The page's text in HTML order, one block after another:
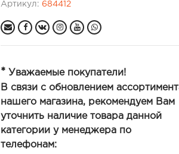
Артикул: 684412
* Уважаемые покупатели!
В связи с обновлением
нашего магазина, рекомендуем Вам
уточнить наличие товара данной
категории у менеджера по
телефонам: